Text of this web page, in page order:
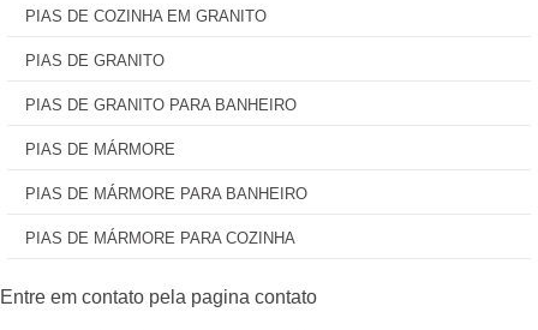
PIAS DE COZINHA EM GRANITO
PIAS DE GRANITO
PIAS DE GRANITO PARA BANHEIRO
PIAS DE MÁRMORE
PIAS DE MÁRMORE PARA BANHEIRO
PIAS DE MÁRMORE PARA COZINHA